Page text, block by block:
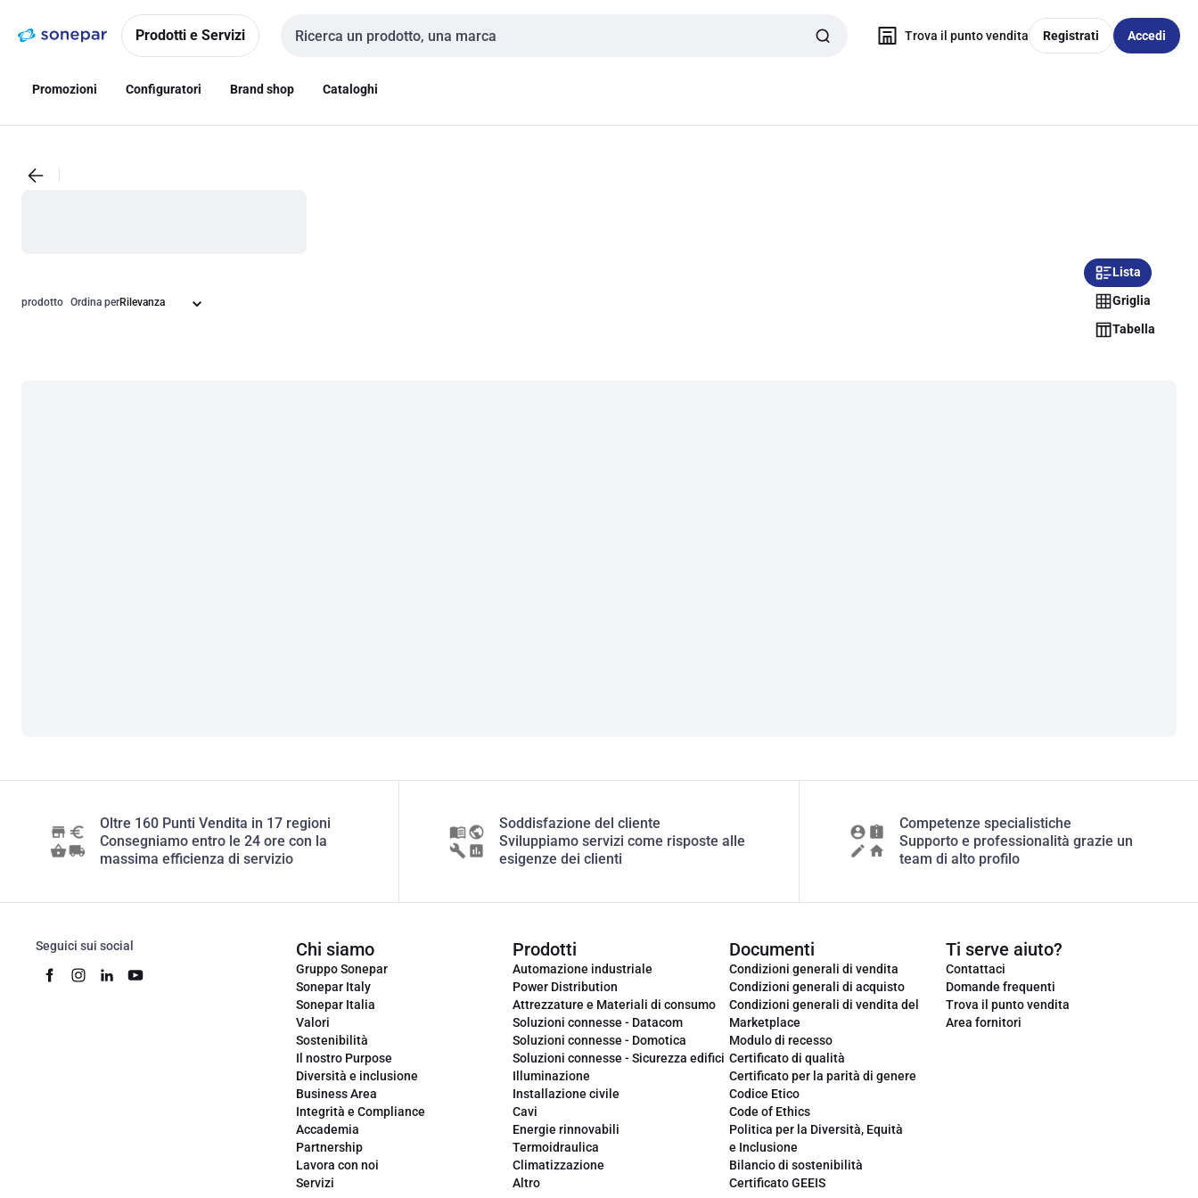
navigazionealla
Prodotti e Servizi
Cerca input
Trova il punto vendita Registrati Accedi
Promozioni Configuratori Brand shop Cataloghi
prodotto Ordina per
Lista
Griglia
Tabella
Oltre 160 Punti Vendita in 17 regioni
Consegniamo entro le 24 ore con la
massima efficienza di servizio
Soddisfazione del cliente
Sviluppiamo servizi come risposte alle
esigenze dei clienti
Competenze specialistiche
Supporto e professionalità grazie un
team di alto profilo
Seguici sui social Chi siamo
Gruppo Sonepar
Sonepar Italy
Sonepar Italia
Valori
Sostenibilità
Il nostro Purpose
Diversità e inclusione
Business Area
Integrità e Compliance
Accademia
Partnership
Lavora con noi
Servizi
Prodotti
Automazione industriale
Power Distribution
Attrezzature e Materiali di consumo
Soluzioni connesse - Datacom
Soluzioni connesse - Domotica
Soluzioni connesse - Sicurezza edifici
Illuminazione
Installazione civile
Cavi
Energie rinnovabili
Termoidraulica
Climatizzazione
Altro
Documenti
Condizioni generali di vendita
Condizioni generali di acquisto
Condizioni generali di vendita del
Marketplace
Modulo di recesso
Certificato di qualità
Certificato per la parità di genere
Codice Etico
Code of Ethics
Politica per la Diversità, Equità
e Inclusione
Bilancio di sostenibilità
Certificato GEEIS
Ti serve aiuto?
Contattaci
Domande frequenti
Trova il punto vendita
Area fornitori